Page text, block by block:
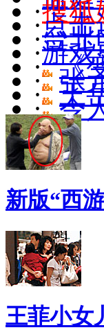
·搜狐
·点击
·台北
·游戏
· 《
· 张
· 王
· 令
新版“西
王菲小女